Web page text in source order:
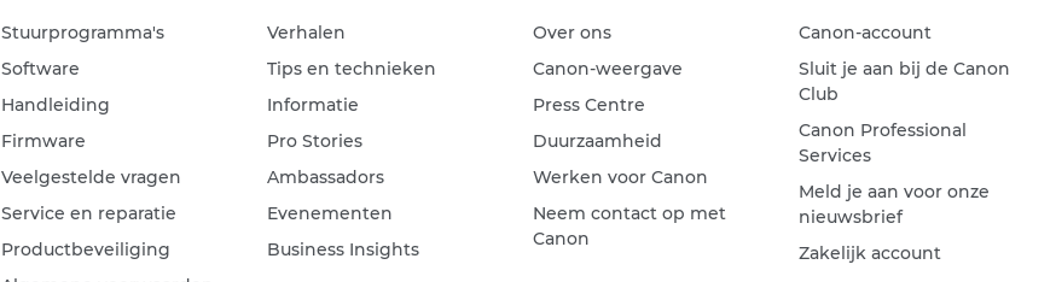
Stuurprogramma's
Software
Handleiding
Firmware
Veelgestelde vragen
Service en reparatie
Productbeveiliging
Verhalen
Tips en technieken
Informatie
Pro Stories
Ambassadors
Evenementen
Business Insights
Over ons
Canon-weergave
Press Centre
Duurzaamheid
Werken voor Canon
Neem contact op met
Canon
Canon-account
Sluit je aan bij de Canon
Club
Canon Professional
Services
Meld je aan voor onze
nieuwsbrief
Zakelijk account